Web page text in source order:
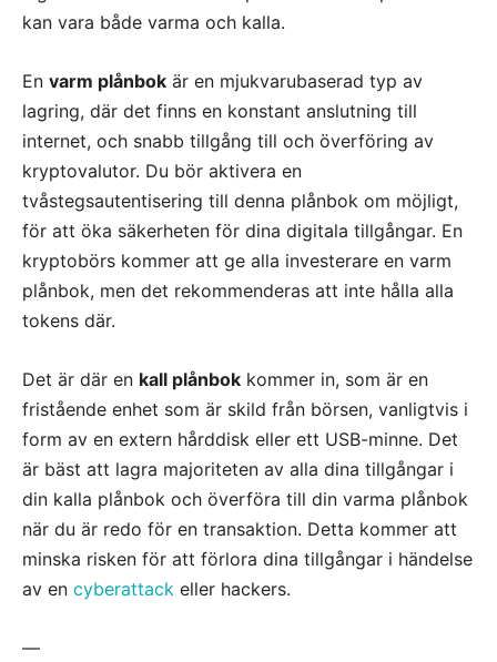
kan vara både varma och kalla.
En varm plånbok är en mjukvarubaserad typ av
lagring, där det finns en konstant anslutning till
internet, och snabb tillgång till och överföring av
kryptovalutor. Du bör aktivera en
tvåstegsautentisering till denna plånbok om möjligt,
för att öka säkerheten för dina digitala tillgångar. En
kryptobörs kommer att ge alla investerare en varm
plånbok, men det rekommenderas att inte hålla alla
tokens där.
Det är där en kall plånbok kommer in, som är en
fristående enhet som är skild från börsen, vanligtvis i
form av en extern hårddisk eller ett USB-minne. Det
är bäst att lagra majoriteten av alla dina tillgångar i
din kalla plånbok och överföra till din varma plånbok
när du är redo för en transaktion. Detta kommer att
minska risken för att förlora dina tillgångar i händelse
av en cyberattack eller hackers.
—